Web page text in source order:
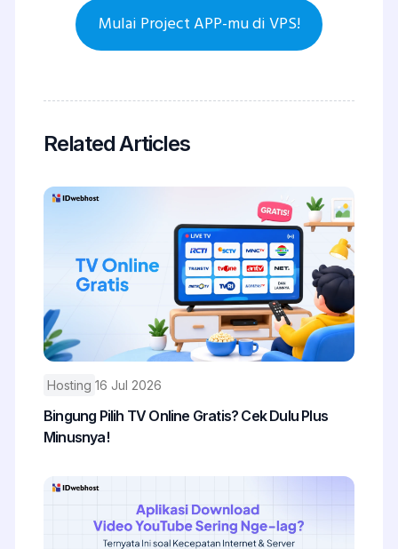
Mulai Project APP-mu di VPS!
Related Articles
Hosting 16 Jul 2026
Bingung Pilih TV Online Gratis? Cek Dulu Plus
Minusnya!